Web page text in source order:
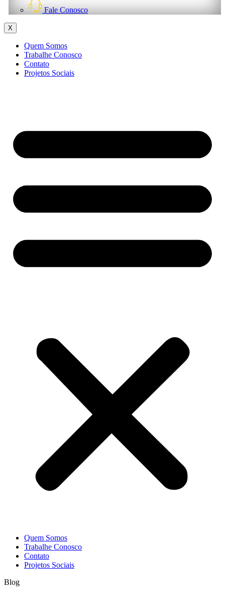
Fale Conosco
X
Quem Somos
Trabalhe Conosco
Contato
Projetos Sociais
Quem Somos
Trabalhe Conosco
Contato
Projetos Sociais
Blog